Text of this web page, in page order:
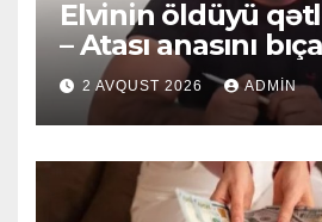
Elvinin öldüyü
– Atası anasını
istəyirmiş
2 AVQUST 2026 ADMIN